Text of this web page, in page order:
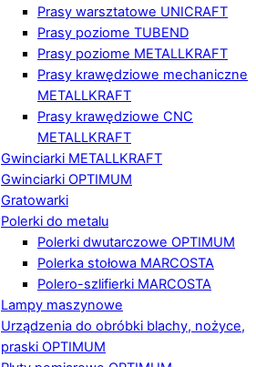
Prasy warsztatowe UNICRAFT
Prasy poziome TUBEND
Prasy poziome METALLKRAFT
Prasy krawędziowe mechaniczne
METALLKRAFT
Prasy krawędziowe CNC
METALLKRAFT
Gwinciarki METALLKRAFT
Gwinciarki OPTIMUM
Gratowarki
Polerki do metalu
Polerki dwutarczowe OPTIMUM
Polerka stołowa MARCOSTA
Polero-szlifierki MARCOSTA
Lampy maszynowe
Urządzenia do obróbki blachy, nożyce,
praski OPTIMUM